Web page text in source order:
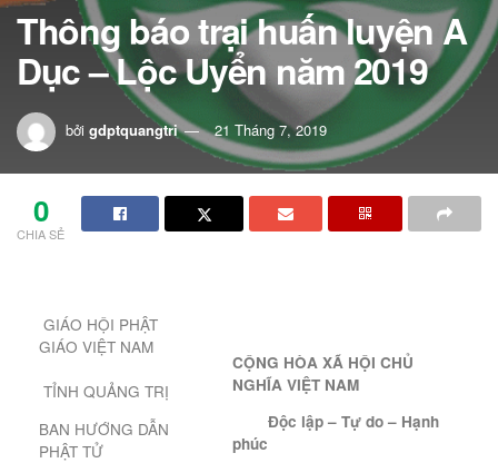
Thông báo trại huấn luyện A
Dục – Lộc Uyển năm 2019
bởi gdptquangtri 21 Tháng 7, 2019
0
CHIA SẺ
GIÁO HỘI PHẬT
GIÁO VIỆT NAM
TỈNH QUẢNG TRỊ
BAN HƯỚNG DẪN
PHẬT TỬ
CỘNG HÒA XÃ HỘI CHỦ
NGHĨA VIỆT NAM
Độc lập – Tự do – Hạnh
phúc